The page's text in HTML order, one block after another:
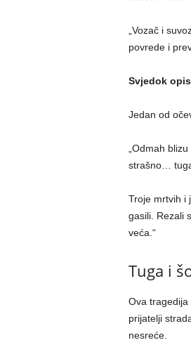
„Vozač i
povrede i
Svjedok
Jedan od
„Odmah
strašno…
Troje mrtvih i
gasili. Rezali
veća.“
Tuga i
Ova
prijatelji
nesreće.